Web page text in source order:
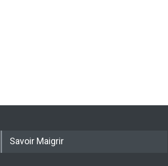
Savoir Maigrir